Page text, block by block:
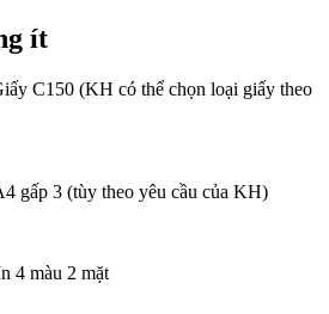
ít
(KH có thể chọn loại giấy theo
3 (tùy theo yêu cầu của KH)
2 mặt